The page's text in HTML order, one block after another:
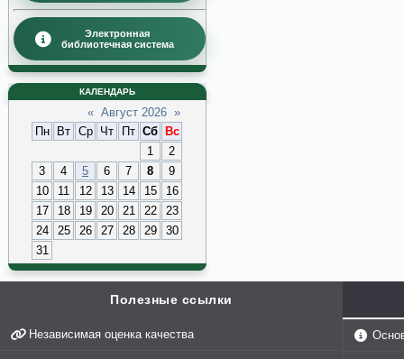
Электронная
библиотечная система
КАЛЕНДАРЬ
« Август 2026 »
Пн
Вт Ср Чт Пт Сб
Вс
1
2
3
4 5 6 7 8
9
10
11 12 13 14 15
16
17
18 19 20 21 22
23
24
25 26 27 28 29
30
31
Полезные ссылки
Независимая оценка качества